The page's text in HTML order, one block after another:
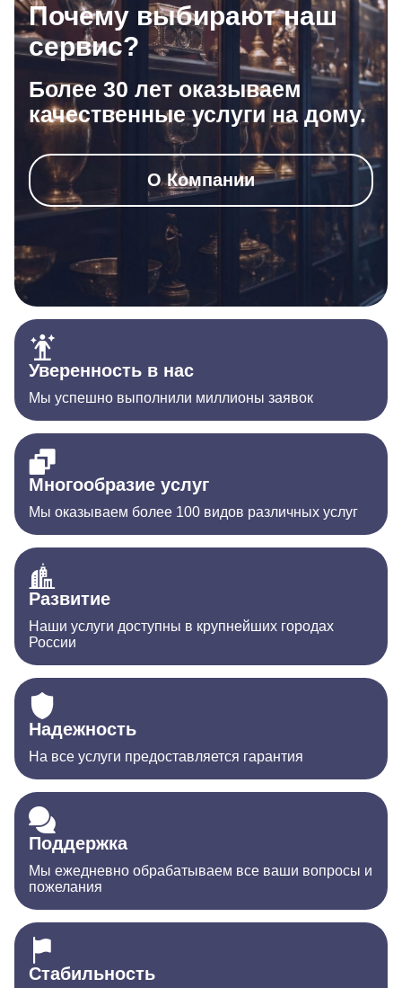
Почему выбирают наш
сервис?
Более 30 лет оказываем
качественные услуги на дому.
О Компании
Уверенность в нас
Мы успешно выполнили миллионы заявок
Многообразие услуг
Мы оказываем более 100 видов различных услуг
Развитие
Наши услуги доступны в крупнейших городах
России
Надежность
На все услуги предоставляется гарантия
Поддержка
Мы ежедневно обрабатываем все ваши вопросы и
пожелания
Стабильность